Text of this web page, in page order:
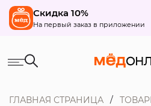
Скидка 10%
На первый заказ в приложении
ГЛАВНАЯ СТРАНИЦА